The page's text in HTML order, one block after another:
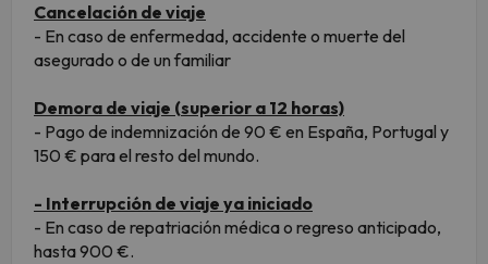
Cancelación de viaje
- En caso de enfermedad, accidente o muerte del
asegurado o de un familiar
Demora de viaje (superior a 12 horas)
- Pago de indemnización de 90 € en España, Portugal y
150 € para el resto del mundo.
- Interrupción de viaje ya iniciado
- En caso de repatriación médica o regreso anticipado,
hasta 900 €.